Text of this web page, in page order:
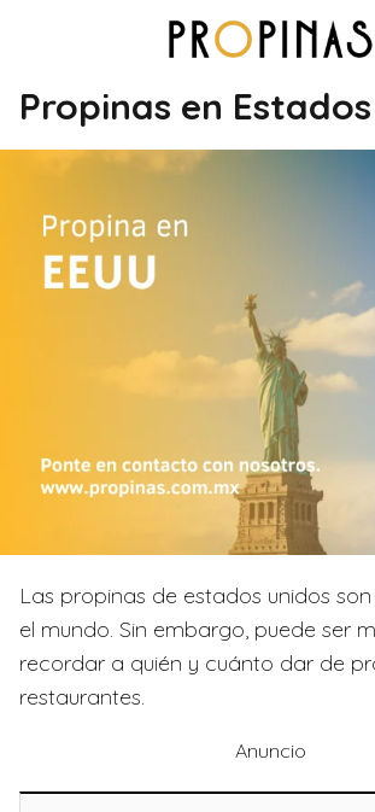
Propinas en
Las propinas de estados unidos
el mundo. Sin embargo, puede ser
recordar a quién y cuánto dar de
restaurantes.
Anuncio